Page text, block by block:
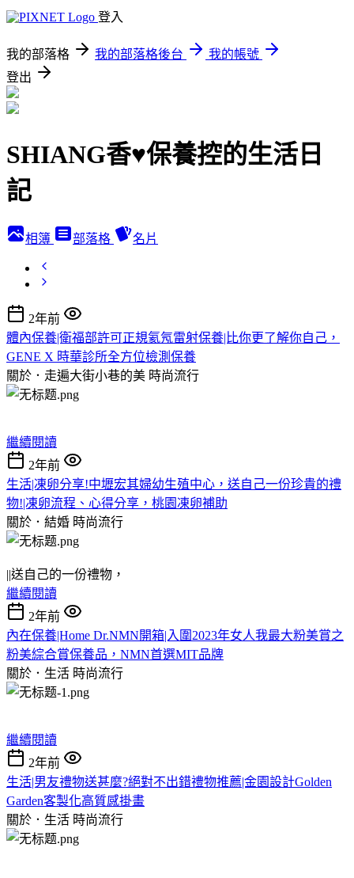
登入
我的部落格 我的部落格後台
我的帳號
登出
SHIANG香♥保養控的生活日
記
相簿 部落格 名片
2年前
體內保養|衛福部許可正規氦氖雷射保養|比你更了解你自己，
GENE X 時華診所全方位檢測保養
關於．走遍大街小巷的美 時尚流行
繼續閱讀
2年前
生活|凍卵分享!中壢宏其婦幼生殖中心，送自己一份珍貴的禮
物!|凍卵流程、心得分享，桃園凍卵補助
關於．結婚 時尚流行
||送自己的一份禮物，
繼續閱讀
2年前
內在保養|Home Dr.NMN開箱|入圍2023年女人我最大粉美賞之
粉美綜合賞保養品，NMN首選MIT品牌
關於．生活 時尚流行
繼續閱讀
2年前
生活|男友禮物送甚麼?絕對不出錯禮物推薦|金園設計Golden
Garden客製化高質感掛畫
關於．生活 時尚流行